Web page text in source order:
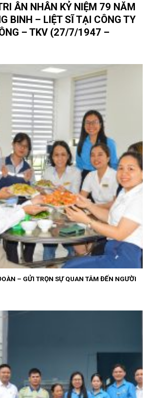
ÂN NHÂN KỶ NIỆM 79 NĂM
BINH – LIỆT SĨ TẠI CÔNG TY
– TKV (27/7/1947 –
– GỬI TRỌN SỰ QUAN TÂM ĐẾN NGƯỜI